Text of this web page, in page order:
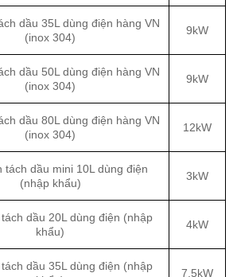
dầu 35L dùng điện hàng VN
(inox 304)
9kW
dầu 50L dùng điện hàng VN
(inox 304)
9kW
dầu 80L dùng điện hàng VN
(inox 304)
12kW
tách dầu mini 10L dùng điện
(nhập khẩu)
3kW
dầu 20L dùng điện (nhập
khẩu)
4kW
dầu 35L dùng điện (nhập
7,5kW